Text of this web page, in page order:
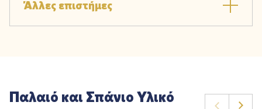
Άλλες επιστήμες
Παλαιό και Σπάνιο Υλικό